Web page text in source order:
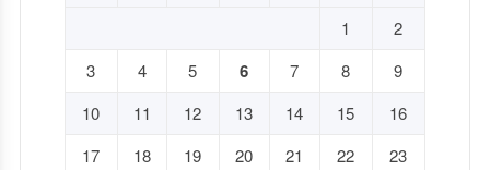
1
2
3
4 5 6 7 8
9
10
11 12 13 14 15
16
17
18 19 20 21 22
23